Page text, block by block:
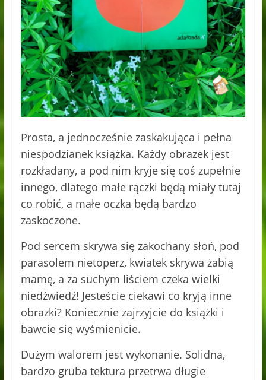
Prosta, a jednocześnie zaskakująca i pełna
niespodzianek książka. Każdy obrazek jest
rozkładany, a pod nim kryje się coś zupełnie
innego, dlatego małe rączki będą miały tutaj
co robić, a małe oczka będą bardzo
zaskoczone.
Pod sercem skrywa się zakochany słoń, pod
parasolem nietoperz, kwiatek skrywa żabią
mamę, a za suchym liściem czeka wielki
niedźwiedź! Jesteście ciekawi co kryją inne
obrazki? Koniecznie zajrzyjcie do książki i
bawcie się wyśmienicie.
Dużym walorem jest wykonanie. Solidna,
bardzo gruba tektura przetrwa długie